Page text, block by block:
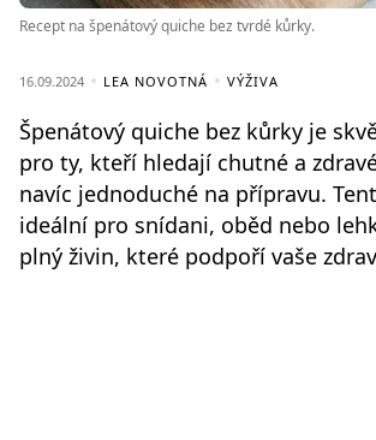
Recept na špenátový quiche bez tvrdé kůrky.
16.09.2024 LEA NOVOTNÁ VÝŽIVA
Špenátový quiche bez kůrky je
pro ty, kteří hledají chutné a
navíc jednoduché na přípravu.
ideální pro snídani, oběd nebo
plný živin, které podpoří vaše